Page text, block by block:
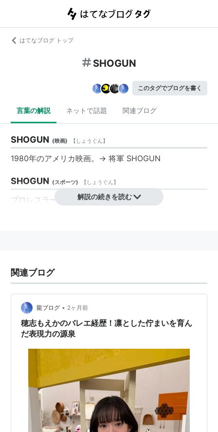
はてなブログ トップ
SHOGUN
このタグでブログを書く
言葉の解説 ネットで話題 関連ブログ
SHOGUN (映画) 【 しょうぐん】
1980年のアメリカ映画。→将軍 SHOGUN
SHOGUN (スポーツ) 【 しょうぐん】
プロレスラー。
解説の続きを読む
関連ブログ
龍ブログ • 2ヶ月前
穂志もえかのバレエ経歴！凛とした佇まいを育ん
だ表現力の源泉